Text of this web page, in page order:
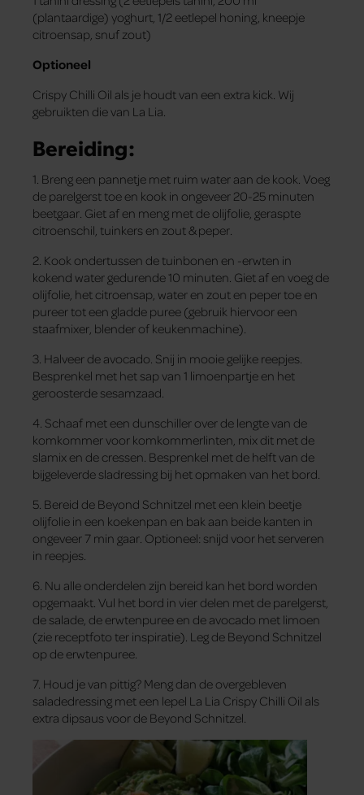
(plantaardige) yoghurt, 1/2 eetlepel honing, kneepje
citroensap, snuf zout)
Optioneel
Crispy Chilli Oil als je houdt van een extra kick. Wij
gebruikten die van La Lia.
Bereiding:
1. Breng een pannetje met ruim water aan de kook. Voeg
de parelgerst toe en kook in ongeveer 20-25 minuten
beetgaar. Giet af en meng met de olijfolie, geraspte
citroenschil, tuinkers en zout & peper.
2. Kook ondertussen de tuinbonen en -erwten in
kokend water gedurende 10 minuten. Giet af en voeg de
olijfolie, het citroensap, water en zout en peper toe en
pureer tot een gladde puree (gebruik hiervoor een
staafmixer, blender of keukenmachine).
3. Halveer de avocado. Snij in mooie gelijke reepjes.
Besprenkel met het sap van 1 limoenpartje en het
geroosterde sesamzaad.
4. Schaaf met een dunschiller over de lengte van de
komkommer voor komkommerlinten, mix dit met de
slamix en de cressen. Besprenkel met de helft van de
bijgeleverde sladressing bij het opmaken van het bord.
5. Bereid de Beyond Schnitzel met een klein beetje
olijfolie in een koekenpan en bak aan beide kanten in
ongeveer 7 min gaar. Optioneel: snijd voor het serveren
in reepjes.
6. Nu alle onderdelen zijn bereid kan het bord worden
opgemaakt. Vul het bord in vier delen met de parelgerst,
de salade, de erwtenpuree en de avocado met limoen
(zie receptfoto ter inspiratie). Leg de Beyond Schnitzel
op de erwtenpuree.
7. Houd je van pittig? Meng dan de overgebleven
saladedressing met een lepel La Lia Crispy Chilli Oil als
extra dipsaus voor de Beyond Schnitzel.